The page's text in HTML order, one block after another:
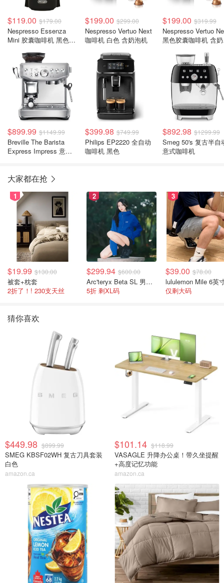
$119.00 $179.00
Nespresso Essenza
Mini 胶囊咖啡机 黑色
$199.00 $299.00
Nespresso Vertuo Next
咖啡机 白色 含奶泡机
$199.00 $319.99
Nespresso Vertuo
黑色胶囊咖啡机 含
$899.99 $1149.99
Breville The Barista
Express Impress 意式
$399.98 $749.99
Philips EP2220 全自动
咖啡机 黑色
$892.98 $1299.99
Smeg 50's 复古半自
意式咖啡机
大家都在抢
1
$19.99 $130.00
被套+枕套
2折了！! 230支天丝
2
$299.94 $600.00
Arc'teryx Beta SL 男士夹克 黑色
5折 剩XL码
3
$39.00 $78.00
仅剩大码
猜你喜欢
$449.98 $899.99
SMEG KBSF02WH 复古刀具套装
白色
amazon.ca
$101.14 $118.99
VASAGLE 升降办公桌！带久坐提醒
+高度记忆功能
amazon.ca